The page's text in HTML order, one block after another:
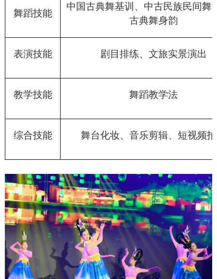
舞蹈技能
中国古典舞基训、中古民族民间舞
古典舞身韵
表演技能 剧目排练、文旅实景演出
教学技能 舞蹈教学法
综合技能 舞台化妆、音乐剪辑、短视频